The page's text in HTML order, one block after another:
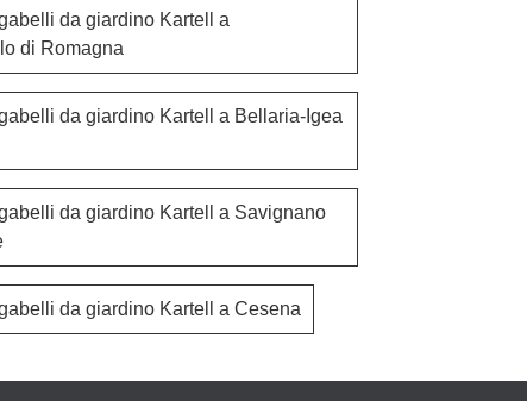
da giardino Kartell a
di Romagna
da giardino Kartell a Bellaria-Igea
da giardino Kartell a Savignano
da giardino Kartell a Cesena